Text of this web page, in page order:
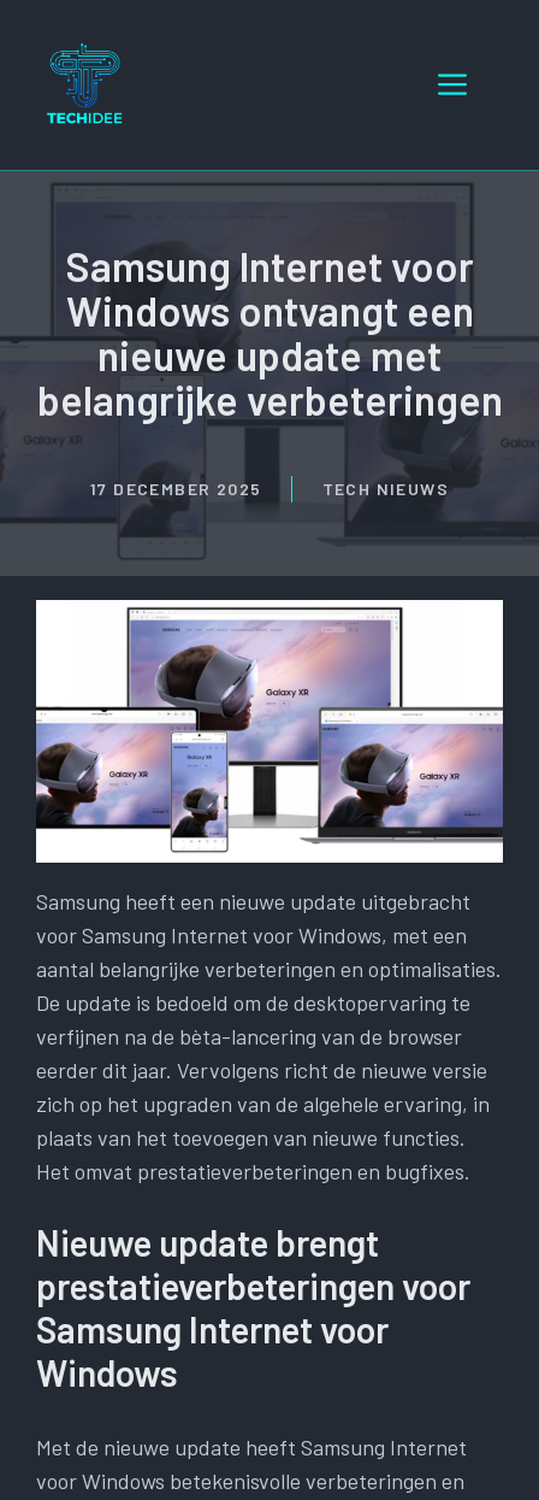
inhoud
Menu
Samsung Internet voor
Windows ontvangt een
nieuwe update met
belangrijke verbeteringen
17 DECEMBER 2025 TECH NIEUWS
Samsung heeft een nieuwe update uitgebracht
voor Samsung Internet voor Windows, met een
aantal belangrijke verbeteringen en optimalisaties.
De update is bedoeld om de desktopervaring te
verfijnen na de bèta-lancering van de browser
eerder dit jaar. Vervolgens richt de nieuwe versie
zich op het upgraden van de algehele ervaring, in
plaats van het toevoegen van nieuwe functies.
Het omvat prestatieverbeteringen en bugfixes.
Nieuwe update brengt
prestatieverbeteringen voor
Samsung Internet voor
Windows
Met de nieuwe update heeft Samsung Internet
voor Windows betekenisvolle verbeteringen en